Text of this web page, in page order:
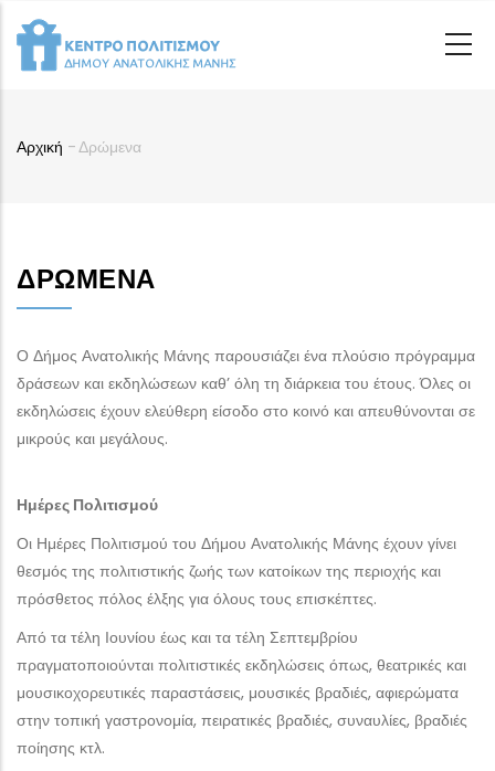
Παράκαμψη
προς
Breadcrumb
Αρχική -Δρώμενα
ΔΡΏΜΕΝΑ
Ο Δήμος Ανατολικής Μάνης παρουσιάζει ένα πλούσιο πρόγραμμα
δράσεων και εκδηλώσεων καθ’ όλη τη διάρκεια του έτους. Όλες οι
εκδηλώσεις έχουν ελεύθερη είσοδο στο κοινό και απευθύνονται σε
μικρούς και μεγάλους.
Ημέρες Πολιτισμού
Οι Ημέρες Πολιτισμού του Δήμου Ανατολικής Μάνης έχουν γίνει
θεσμός της πολιτιστικής ζωής των κατοίκων της περιοχής και
πρόσθετος πόλος έλξης για όλους τους επισκέπτες.
Από τα τέλη Ιουνίου έως και τα τέλη Σεπτεμβρίου
πραγματοποιούνται πολιτιστικές εκδηλώσεις όπως, θεατρικές και
μουσικοχορευτικές παραστάσεις, μουσικές βραδιές, αφιερώματα
στην τοπική γαστρονομία, πειρατικές βραδιές, συναυλίες, βραδιές
ποίησης κτλ.